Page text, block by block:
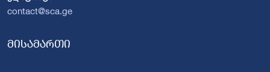
contact@sca.ge
მისამართი